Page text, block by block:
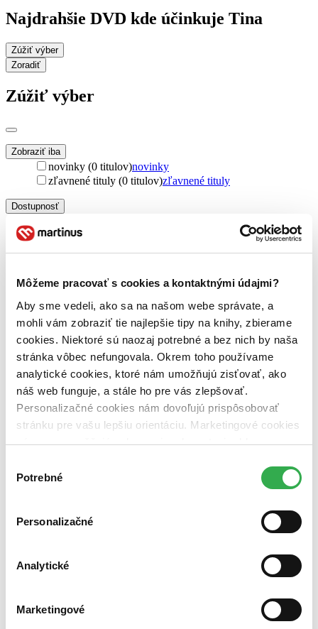
Môžeme pracovať s cookies a kontaktnými údajmi?
Aby sme vedeli, ako sa na našom webe správate, a
mohli vám zobraziť tie najlepšie tipy na knihy, zbierame
cookies. Niektoré sú naozaj potrebné a bez nich by naša
stránka vôbec nefungovala. Okrem toho používame
analytické cookies, ktoré nám umožňujú zisťovať, ako
náš web funguje, a stále ho pre vás zlepšovať.
Personalizačné cookies nám dovoľujú prispôsobovať
stránku pre vašu lepšiu orientáciu. Marketingové cookies
nám zas umožňujú zobrazenie relevantnej reklamy.
nám pomohlo, keby sme mohli používať všetky tieto
súhlasu
Potrebné
Personalizačné
Analytické
Marketingové
Najdrahšie DVD kde účinkuje Tina
Zúžiť výber
Zoradiť
Zúžiť výber
Zobraziť iba
novinky (0 titulov)novinky
zľavnené tituly (0 titulov)zľavnené tituly
Dostupnosť
predpredaj (0 titulov)
vypredaných)
Nové / čítané
nová (0 titulov)nová
čítaná
čítaná - výborný stav (0 titulov)čítaná - výborný stav
čítaná - mierne opotrebovaná (0 titulov)čítaná - mierne
opotrebovaná
čítané verzie vypredaných kníh (0 titulov)čítané verzie
vypredaných kníh
Zúžiť výber
Bestsellery
Najdrahšie
Najlacnejšie